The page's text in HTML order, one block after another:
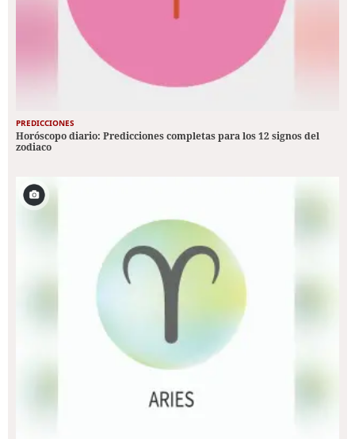
PREDICCIONES
Horóscopo diario: Predicciones completas para los 12 signos del
zodiaco